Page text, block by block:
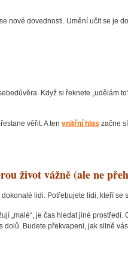
nové dovednosti. Umění učit se je
Když si řeknete „udělám
věřit. A ten vnitřní hlas začne
život vážně (ale ne
lidi. Potřebujete lidi, kteří se
„malé“, je čas hledat jiné prostředí.
dolů. Budete překvapeni, jak silně